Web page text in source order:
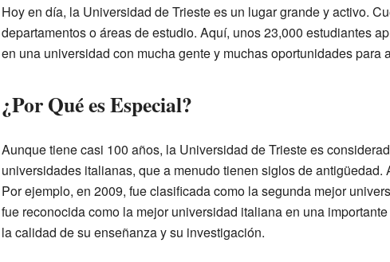
Hoy en día, la Universidad de Trieste es un lugar grande y activo.
departamentos o áreas de estudio. Aquí, unos 23,000 estudiantes
en una universidad con mucha gente y muchas oportunidades para
¿Por Qué es Especial?
Aunque tiene casi 100 años, la Universidad de Trieste es
universidades italianas, que a menudo tienen siglos de
Por ejemplo, en 2009, fue clasificada como la segunda mejor
fue reconocida como la mejor universidad italiana en una
la calidad de su enseñanza y su investigación.